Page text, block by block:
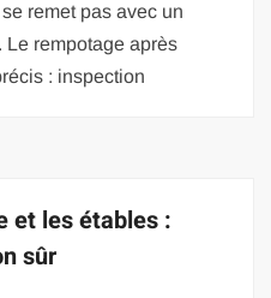
remet pas avec un
Le rempotage après
: inspection
et les étables :
sûr